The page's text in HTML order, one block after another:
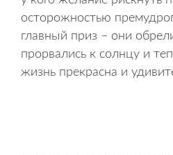
осторожностью
главный приз – они
прорвались к солнцу и
жизнь прекрасна и